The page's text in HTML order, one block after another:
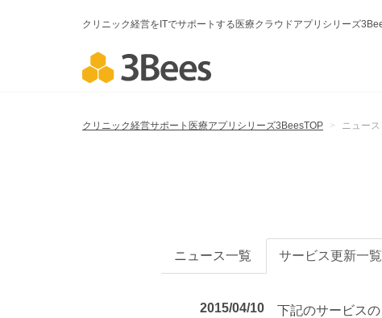
クリニック経営をITでサポートする医療クラウドアプリシリーズ
クリニック経営サポート医療アプリシリーズ3BeesTOP ニュース
ニュース一覧 サービス更新一覧
2015/04/10 下記のサービスの